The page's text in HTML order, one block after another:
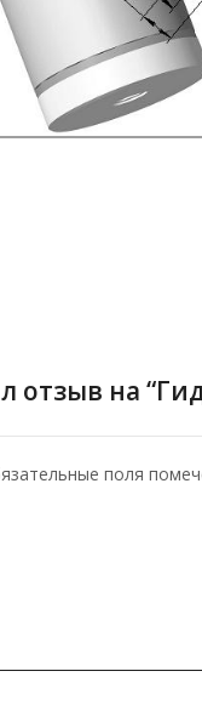
отзыв на
поля